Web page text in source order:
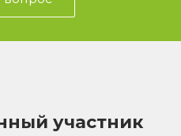
участник